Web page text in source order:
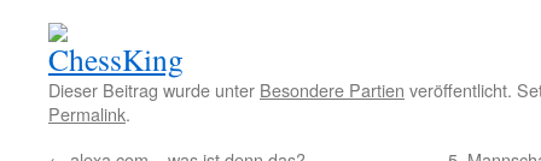
Dieser Beitrag wurde unter Besondere Partien veröffentlicht.
Permalink.